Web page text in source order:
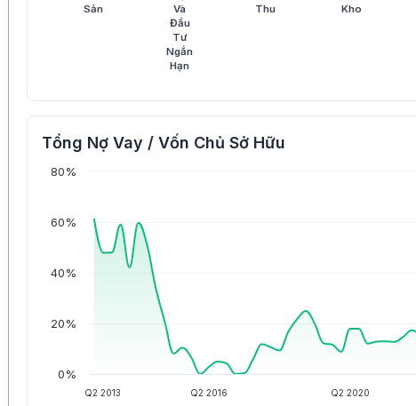
Sản
Và
Đầu
Tư
Ngắn
Hạn
Thu
Kho
Tổng Nợ Vay / Vốn Chủ Sở Hữu
Q2 2013 Q2 2016 Q2 2020
0%
20%
40%
60%
80%